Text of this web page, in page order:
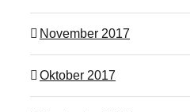
November 2017
Oktober 2017